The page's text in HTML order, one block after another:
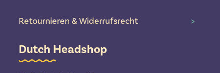
Retournieren & Widerrufsrecht >
Dutch Headshop